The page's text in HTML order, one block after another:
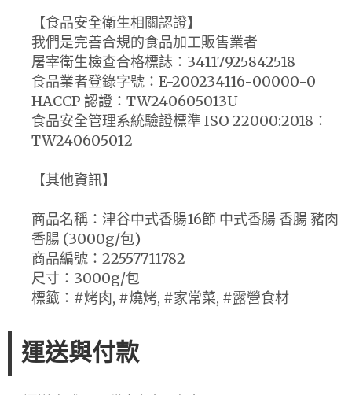
【食品安全衛生相關認證】
我們是完善合規的食品加工販售業者
屠宰衛生檢查合格標誌：34117925842518
食品業者登錄字號：E-200234116-00000-0
HACCP 認證：TW240605013U
食品安全管理系統驗證標準 ISO 22000:2018：
TW240605012
【其他資訊】
商品名稱：津谷中式香腸16節 中式香腸 香腸 豬肉
香腸 (3000g/包)
商品編號：22557711782
尺寸：3000g/包
標籤：#烤肉, #燒烤, #家常菜, #露營食材
運送與付款